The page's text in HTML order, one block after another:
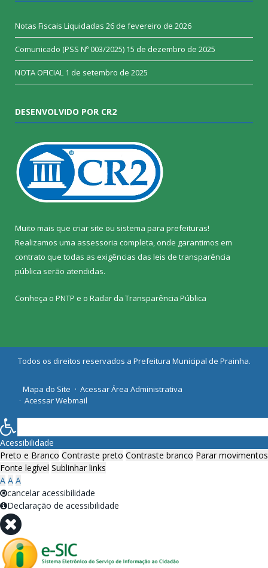
Notas Fiscais Liquidadas 26 de fevereiro de 2026
Comunicado (PSS Nº 003/2025) 15 de dezembro de 2025
NOTA OFICIAL 1 de setembro de 2025
DESENVOLVIDO POR CR2
Muito mais que criar site ou sistema para prefeituras!
Realizamos uma assessoria completa, onde garantimos em
contrato que todas as exigências das leis de transparência
pública serão atendidas.
Conheça o PNTP e o Radar da Transparência Pública
Todos os direitos reservados a Prefeitura Municipal de Prainha.
Mapa do Site
Acessar Área Administrativa
Acessar Webmail
Acessibilidade
Preto e Branco Contraste preto Contraste branco Parar movimentos
Fonte legível Sublinhar links
A A A
cancelar acessibilidade
Declaração de acessibilidade